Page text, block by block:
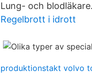
Lung- och
Regelbrott i idrott
produktionstakt volvo